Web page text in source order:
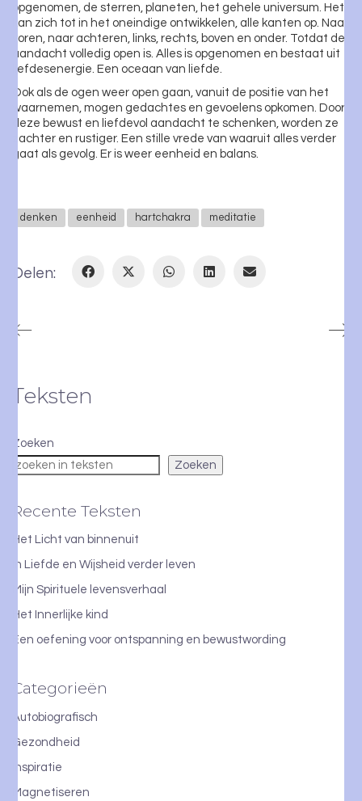
opgenomen, de sterren, planeten, het gehele universum. Het
kan zich tot in het oneindige ontwikkelen, alle kanten op. Naar
voren, naar achteren, links, rechts, boven en onder. Totdat de
aandacht volledig open is. Alles is opgenomen en bestaat uit
liefdesenergie. Een oceaan van liefde.
Ook als de ogen weer open gaan, vanuit de positie van het
waarnemen, mogen gedachtes en gevoelens opkomen. Door
deze bewust en liefdevol aandacht te schenken, worden ze
zachter en rustiger. Een stille vrede van waaruit alles verder
gaat als gevolg. Er is weer eenheid en balans.
denken eenheid hartchakra meditatie
Delen:
Teksten
Zoeken
Zoeken
Recente Teksten
Het Licht van binnenuit
In Liefde en Wijsheid verder leven
Mijn Spirituele levensverhaal
Het Innerlijke kind
Een oefening voor ontspanning en bewustwording
Categorieën
Autobiografisch
Gezondheid
Inspiratie
Magnetiseren